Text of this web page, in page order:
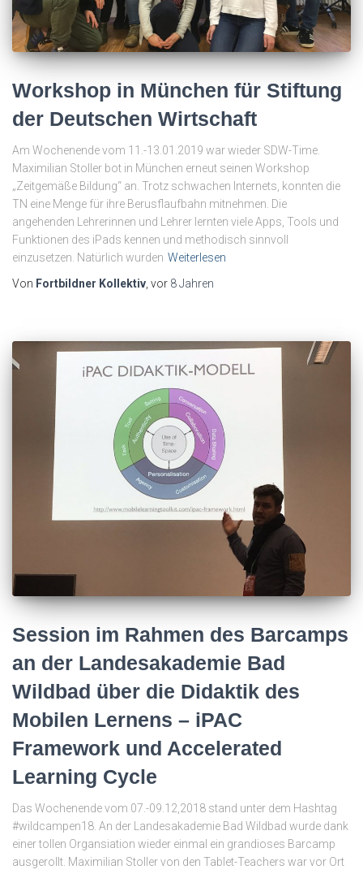
Workshop in München für Stiftung
der Deutschen Wirtschaft
Am Wochenende vom 11.-13.01.2019 war wieder SDW-Time.
Maximilian Stoller bot in München erneut seinen Workshop
„Zeitgemäße Bildung“ an. Trotz schwachen Internets, konnten die
TN eine Menge für ihre Berusflaufbahn mitnehmen. Die
angehenden Lehrerinnen und Lehrer lernten viele Apps, Tools und
Funktionen des iPads kennen und methodisch sinnvoll
einzusetzen. Natürlich wurden Weiterlesen
Von Fortbildner Kollektiv , vor 8 Jahren
Session im Rahmen des Barcamps
an der Landesakademie Bad
Wildbad über die Didaktik des
Mobilen Lernens – iPAC
Framework und Accelerated
Learning Cycle
Das Wochenende vom 07.-09.12,2018 stand unter dem Hashtag
#wildcampen18. An der Landesakademie Bad Wildbad wurde dank
einer tollen Organsiation wieder einmal ein grandioses Barcamp
ausgerollt. Maximilian Stoller von den Tablet-Teachers war vor Ort